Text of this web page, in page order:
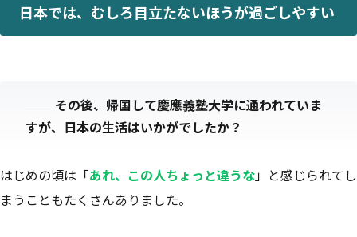
日本では、むしろ目立たないほうが過ごしやすい
── その後、帰国して慶應義塾大学に通われていま
すが、日本の生活はいかがでしたか？
はじめの頃は「あれ、この人ちょっと違うな」と感じられてし
まうこともたくさんありました。